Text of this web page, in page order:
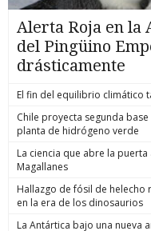
Alerta Roja en la
del Pingüino
drásticamente
El fin del equilibrio climático
Chile proyecta segunda
planta de hidrógeno verde
La ciencia que abre la
Magallanes
Hallazgo de fósil de
en la era de los dinosaurios
La Antártica bajo una nueva